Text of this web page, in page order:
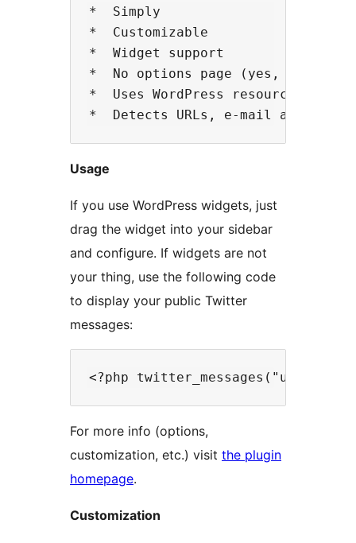
*  Simply
*  Customizable
*  Widget support
*  No options page (yes, its a
*  Uses WordPress resources (no
Usage
If you use WordPress widgets, just
drag the widget into your sidebar
and configure. If widgets are not
your thing, use the following code
to display your public Twitter
messages:
For more info (options,
customization, etc.) visit the plugin
homepage.
Customization